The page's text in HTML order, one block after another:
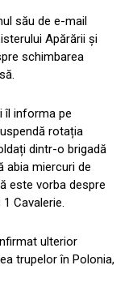
său de e-mail
Apărării și
schimbarea
îl informa pe
rotația
dintr-o brigadă
abia miercuri de
este vorba despre
Cavalerie.
ulterior
trupelor în Polonia,